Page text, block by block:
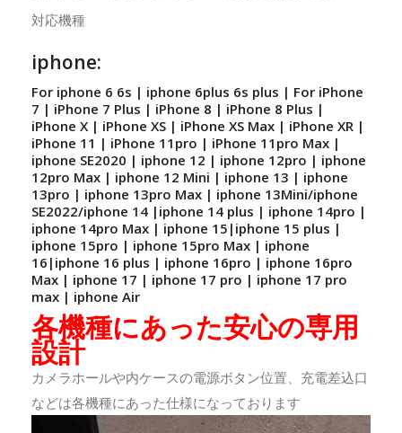
対応機種
iphone:
For iphone 6 6s | iphone 6plus 6s plus | For iPhone
7 | iPhone 7 Plus | iPhone 8 | iPhone 8 Plus |
iPhone X | iPhone XS | iPhone XS Max | iPhone XR |
iPhone 11 | iPhone 11pro | iPhone 11pro Max |
iphone SE2020 | iphone 12 | iphone 12pro | iphone
12pro Max | iphone 12 Mini | iphone 13 | iphone
13pro | iphone 13pro Max | iphone 13Mini/iphone
SE2022/iphone 14 |iphone 14 plus | iphone 14pro |
iphone 14pro Max | iphone 15|iphone 15 plus |
iphone 15pro | iphone 15pro Max | iphone
16|iphone 16 plus | iphone 16pro | iphone 16pro
Max | iphone 17 | iphone 17 pro | iphone 17 pro
max | iphone Air
各機種にあった安心の専用
設計
カメラホールや内ケースの電源ボタン位置、充電差込口
などは各機種にあった仕様になっております